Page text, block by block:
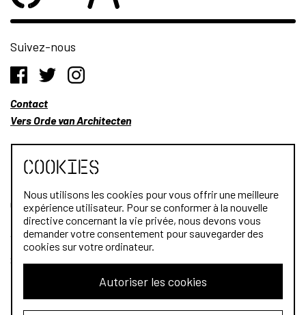
Suivez-nous
Contact
Vers Orde van Architecten
Qui sommes-nous?
Architectes
Stagiaires
Cookies
Nous utilisons les cookies pour vous offrir une meilleure
expérience utilisateur. Pour se conformer à la nouvelle
directive concernant la vie privée, nous devons vous
demander votre consentement pour sauvegarder des
cookies sur votre ordinateur.
Autoriser les cookies